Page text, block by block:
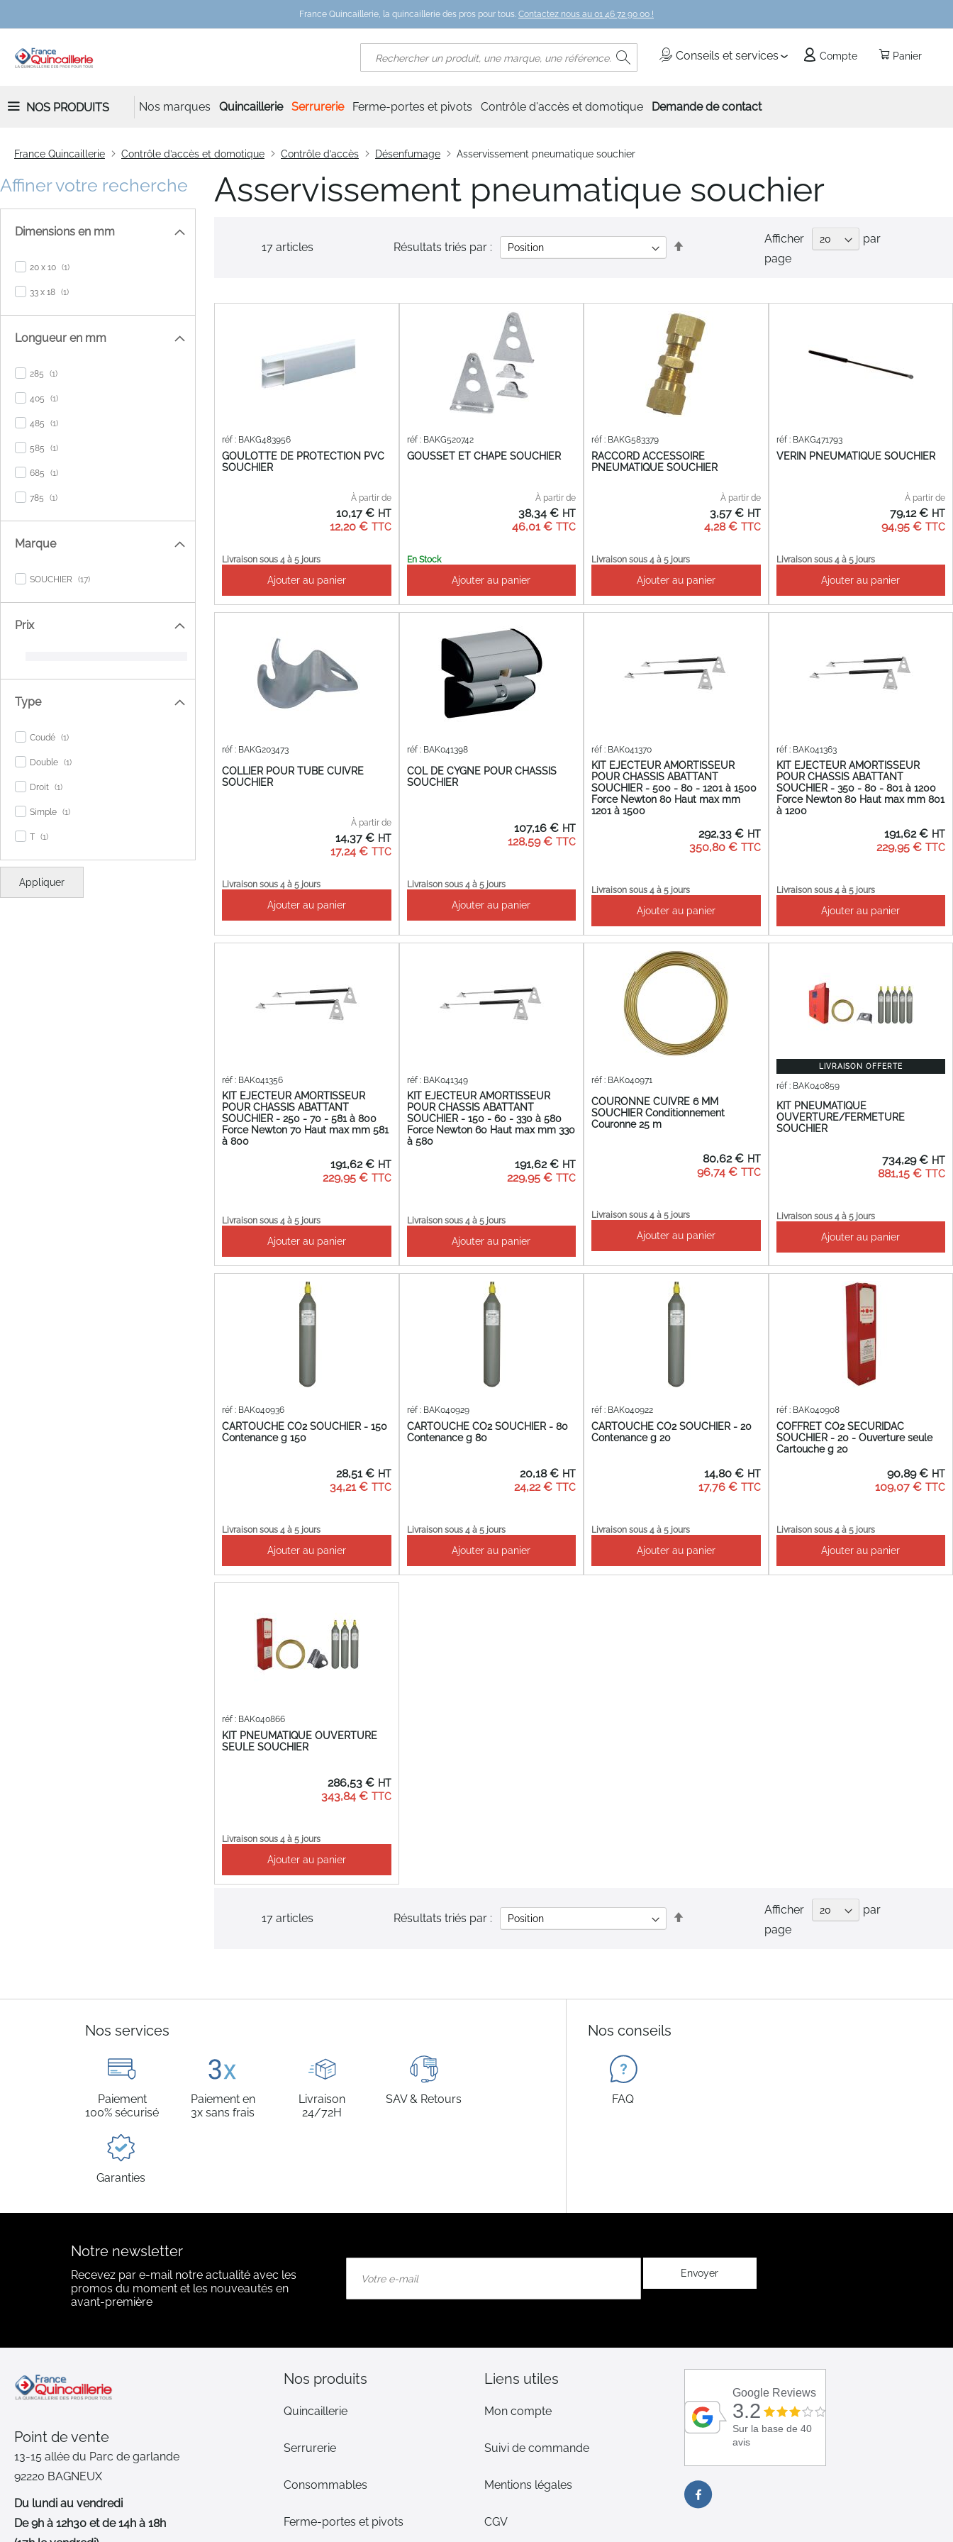
France Quincaillerie, la quincaillerie des pros pour tous. Contactez nous au 01 46 72 90 00 !
Panier
Conseils et services Compte
Rechercher
NOS PRODUITS Nos marques Quincaillerie Serrurerie Ferme-portes et pivots Contrôle d'accès et domotique Demande de contact
France Quincaillerie Contrôle d’accès et domotique Contrôle d’accès Désenfumage Asservissement pneumatique souchier
Asservissement pneumatique souchier
17articles
Afficher
par
page
Résultats triés par :
GOULOTTE DE PROTECTION PVC
SOUCHIER
réf : BAKG483956
À partir de
12,20 €
10,17 €
Livraison sous 4 à 5 jours
Ajouter au panier
GOUSSET ET CHAPE SOUCHIER
réf : BAKG520742
À partir de
46,01 €
38,34 €
En Stock
Ajouter au panier
RACCORD ACCESSOIRE
PNEUMATIQUE SOUCHIER
réf : BAKG583379
À partir de
4,28 €
3,57 €
Livraison sous 4 à 5 jours
Ajouter au panier
VERIN PNEUMATIQUE SOUCHIER
réf : BAKG471793
À partir de
94,95 €
79,12 €
Livraison sous 4 à 5 jours
Ajouter au panier
COLLIER POUR TUBE CUIVRE
SOUCHIER
réf : BAKG203473
À partir de
17,24 €
14,37 €
Livraison sous 4 à 5 jours
Ajouter au panier
COL DE CYGNE POUR CHASSIS
SOUCHIER
réf : BAK041398
128,59 €
107,16 €
Livraison sous 4 à 5 jours
Ajouter au panier
KIT EJECTEUR AMORTISSEUR
POUR CHASSIS ABATTANT
SOUCHIER - 500 - 80 - 1201 à 1500
Force Newton 80 Haut max mm
1201 à 1500
réf : BAK041370
350,80 €
292,33 €
Livraison sous 4 à 5 jours
Ajouter au panier
KIT EJECTEUR AMORTISSEUR
POUR CHASSIS ABATTANT
SOUCHIER - 350 - 80 - 801 à 1200
Force Newton 80 Haut max mm 801
à 1200
réf : BAK041363
229,95 €
191,62 €
Livraison sous 4 à 5 jours
Ajouter au panier
KIT EJECTEUR AMORTISSEUR
POUR CHASSIS ABATTANT
SOUCHIER - 250 - 70 - 581 à 800
Force Newton 70 Haut max mm 581
à 800
réf : BAK041356
229,95 €
191,62 €
Livraison sous 4 à 5 jours
Ajouter au panier
KIT EJECTEUR AMORTISSEUR
POUR CHASSIS ABATTANT
SOUCHIER - 150 - 60 - 330 à 580
Force Newton 60 Haut max mm 330
à 580
réf : BAK041349
229,95 €
191,62 €
Livraison sous 4 à 5 jours
Ajouter au panier
COURONNE CUIVRE 6 MM
SOUCHIER Conditionnement
Couronne 25 m
réf : BAK040971
96,74 €
80,62 €
Livraison sous 4 à 5 jours
Ajouter au panier
LIVRAISON OFFERTE
KIT PNEUMATIQUE
OUVERTURE/FERMETURE
SOUCHIER
réf : BAK040859
881,15 €
734,29 €
Livraison sous 4 à 5 jours
Ajouter au panier
CARTOUCHE CO2 SOUCHIER - 150
Contenance g 150
réf : BAK040936
34,21 €
28,51 €
Livraison sous 4 à 5 jours
Ajouter au panier
CARTOUCHE CO2 SOUCHIER - 80
Contenance g 80
réf : BAK040929
24,22 €
20,18 €
Livraison sous 4 à 5 jours
Ajouter au panier
CARTOUCHE CO2 SOUCHIER - 20
Contenance g 20
réf : BAK040922
17,76 €
14,80 €
Livraison sous 4 à 5 jours
Ajouter au panier
COFFRET CO2 SECURIDAC
SOUCHIER - 20 - Ouverture seule
Cartouche g 20
réf : BAK040908
109,07 €
90,89 €
Livraison sous 4 à 5 jours
Ajouter au panier
KIT PNEUMATIQUE OUVERTURE
SEULE SOUCHIER
réf : BAK040866
343,84 €
286,53 €
Livraison sous 4 à 5 jours
Ajouter au panier
17articles Résultats triés par :
Afficher
par
page
Affiner votre recherche
Dimensions en mm
20 x 10 1item
33 x 18 1item
Longueur en mm
285 1item
405 1item
485 1item
585 1item
685 1item
785 1item
Marque
SOUCHIER 17items
Prix
Type
Coudé 1item
Double 1item
Droit 1item
Simple 1item
T 1item
Appliquer
Nos services
Paiement
100% sécurisé
Paiement en
3x sans frais
Livraison
24/72H
SAV & Retours
Garanties
Nos conseils
FAQ
Notre newsletter
Recevez par e-mail notre actualité avec les
promos du moment et les nouveautés en
avant-première
notre
:
Envoyer
Point de vente
13-15 allée du Parc de garlande
92220 BAGNEUX
Du lundi au vendredi
De 9h à 12h30 et de 14h à 18h
Nos produits
Quincaillerie
Serrurerie
Consommables
Ferme-portes et pivots
Liens utiles
Mon compte
Suivi de commande
Mentions légales
CGV
Google Reviews
3.2
Sur la base de 40
avis